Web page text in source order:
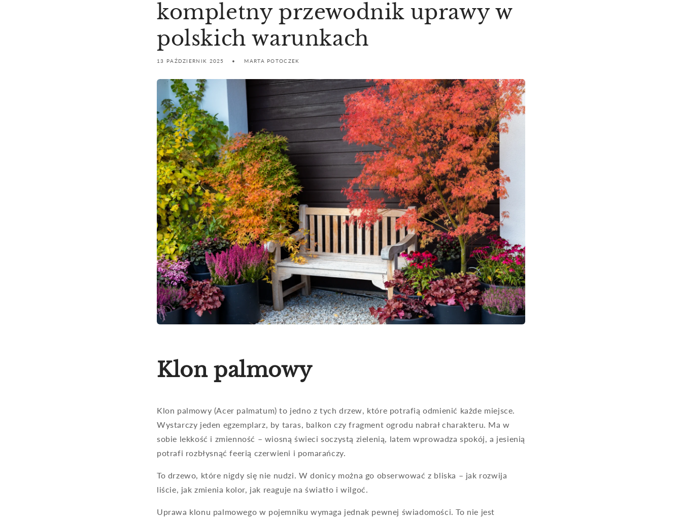
kompletny przewodnik uprawy w
polskich warunkach
13 PAŹDZIERNIK 2025 MARTA POTOCZEK
Klon palmowy
Klon palmowy (Acer palmatum) to jedno z tych drzew, które potrafią odmienić każde miejsce.
Wystarczy jeden egzemplarz, by taras, balkon czy fragment ogrodu nabrał charakteru. Ma w
sobie lekkość i zmienność – wiosną świeci soczystą zielenią, latem wprowadza spokój, a jesienią
potrafi rozbłysnąć feerią czerwieni i pomarańczy.
To drzewo, które nigdy się nie nudzi. W donicy można go obserwować z bliska – jak rozwija
liście, jak zmienia kolor, jak reaguje na światło i wilgoć.
Uprawa klonu palmowego w pojemniku wymaga jednak pewnej świadomości. To nie jest